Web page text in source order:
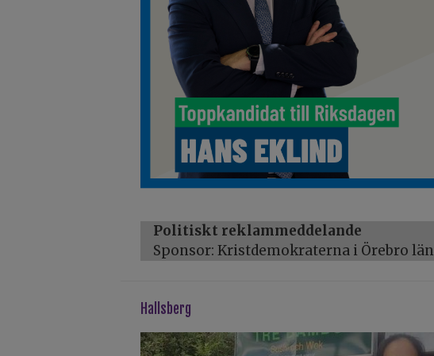
Politiskt reklammeddelande
Sponsor: Kristdemokraterna i Örebro län
hallsberg